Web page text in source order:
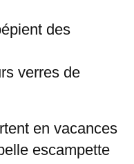
des
verres de
en vacances
escampette